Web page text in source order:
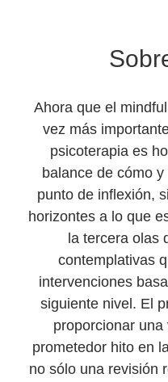
Ahora que el
vez más
psicoterapia es
balance de cómo
punto de inflexión,
horizontes a lo que
la tercera olas
contemplativas
intervenciones
siguiente nivel. El
proporcionar
prometedor hito en
no sólo una revisión